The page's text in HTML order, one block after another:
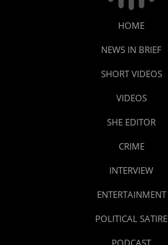
HOME
NEWS IN BRIEF
SHORT VIDEOS
VIDEOS
SHE EDITOR
CRIME
INTERVIEW
ENTERTAINMENT
POLITICAL SATIRE
PODCAST